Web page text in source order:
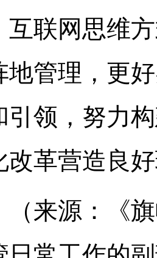
互联网思维
地管理，更
引领，努力
改革营造良
源：《旗